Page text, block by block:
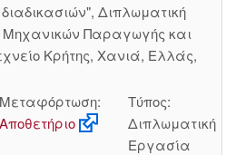
Διπλωματική
Παραγωγής και
Κρήτης, Χανιά, Ελλάς,
Μεταφόρτωση:
Αποθετήριο
Τύπος:
Διπλωματική
Εργασία